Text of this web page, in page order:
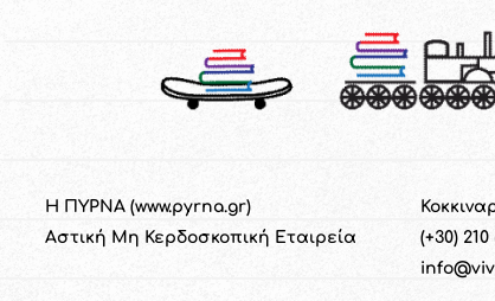
Η ΠΥΡΝΑ (www.pyrna.gr)
Αστική M η Κερδοσκοπική Εταιρεία
(+30) 210